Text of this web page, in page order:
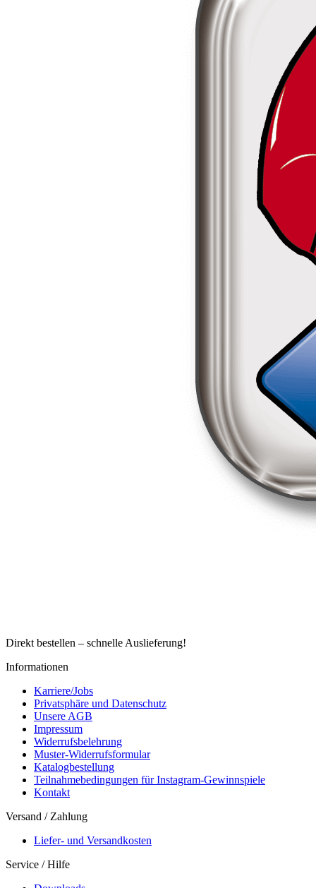
Direkt bestellen – schnelle Auslieferung!
Informationen
Karriere/Jobs
Privatsphäre und Datenschutz
Unsere AGB
Impressum
Widerrufsbelehrung
Muster-Widerrufsformular
Katalogbestellung
Teilnahmebedingungen für Instagram-Gewinnspiele
Kontakt
Versand / Zahlung
Liefer- und Versandkosten
Service / Hilfe